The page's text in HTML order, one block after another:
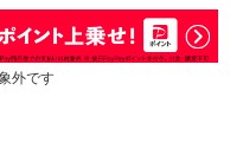
外です